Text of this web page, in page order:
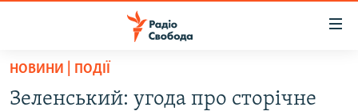
Перейти
основного
НОВИНИ | ПОДІЇ
Зеленський: угода про сторічне